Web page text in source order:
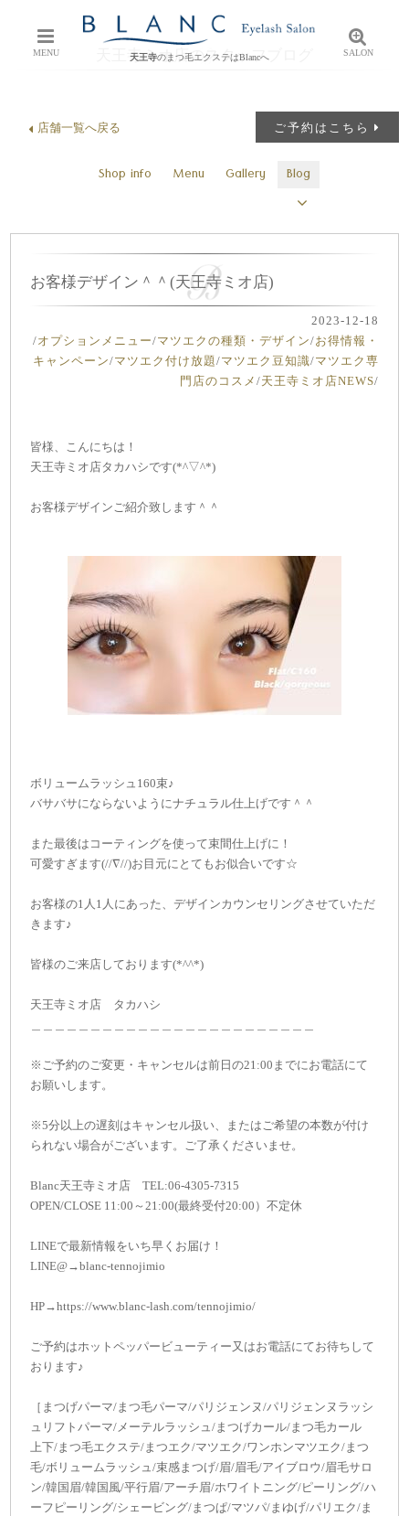
MENU 天王寺のまつ毛エクステはBlancへ SALON
天王寺ミオ店のスタッフブログ
ご予約はこちら
店舗一覧へ戻る
Shop info Menu Gallery Blog
お客様デザイン＾＾(天王寺ミオ店)
2023-12-18
/オプションメニュー/マツエクの種類・デザイン/お得情報・
キャンペーン/マツエク付け放題/マツエク豆知識/マツエク専
門店のコスメ /天王寺ミオ店NEWS/
皆様、こんにちは！
天王寺ミオ店タカハシです(*^▽^*)
お客様デザインご紹介致します＾＾
ボリュームラッシュ160束♪
バサバサにならないようにナチュラル仕上げです＾＾
また最後はコーティングを使って束間仕上げに！
可愛すぎます(//∇//)お目元にとてもお似合いです☆
お客様の1人1人にあった、デザインカウンセリングさせていただ
きます♪
皆様のご来店しております(*^^*)
天王寺ミオ店 タカハシ
※ご予約のご変更・キャンセルは前日の21:00までにお電話にて
お願いします。
※5分以上の遅刻はキャンセル扱い、またはご希望の本数が付け
られない場合がございます。ご了承くださいませ。
Blanc天王寺ミオ店 TEL:06-4305-7315
OPEN/CLOSE 11:00～21:00(最終受付20:00）不定休
LINEで最新情報をいち早くお届け！
LINE@→blanc-tennojimio
HP→https://www.blanc-lash.com/tennojimio/
ご予約はホットペッパービューティー又はお電話にてお待ちして
おります♪
［まつげパーマ/まつ毛パーマ/パリジェンヌ/パリジェンヌラッシ
ュリフトパーマ/メーテルラッシュ/まつげカール/まつ毛カール
上下/まつ毛エクステ/まつエク/マツエク/ワンホンマツエク/まつ
毛/ボリュームラッシュ/束感まつげ/眉/眉毛/アイブロウ/眉毛サロ
ン/韓国眉/韓国風/平行眉/アーチ眉/ホワイトニング/ピーリング/ハ
ーフピーリング/シェービング/まつぱ/マツパ/まゆげ/パリエク/ま